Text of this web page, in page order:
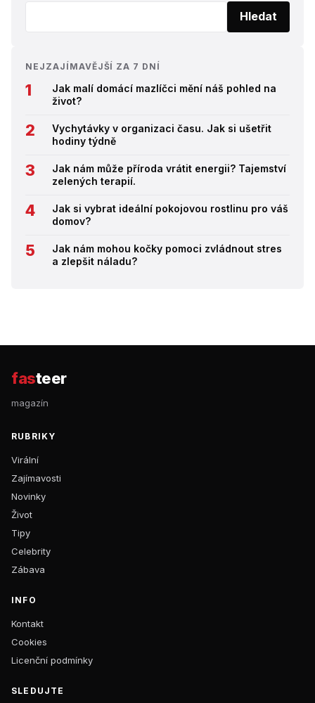
Hledat
NEJZAJÍMAVĚJŠÍ ZA 7 DNÍ
Jak malí domácí mazlíčci mění náš pohled na
život?
Vychytávky v organizaci času. Jak si ušetřit
hodiny týdně
Jak nám může příroda vrátit energii? Tajemství
zelených terapií.
Jak si vybrat ideální pokojovou rostlinu pro váš
domov?
Jak nám mohou kočky pomoci zvládnout stres
a zlepšit náladu?
fasteer
magazín
RUBRIKY
Virální
Zajímavosti
Novinky
Život
Tipy
Celebrity
Zábava
INFO
Kontakt
Cookies
Licenční podmínky
SLEDUJTE